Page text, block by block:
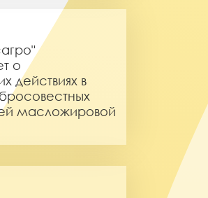
о
действиях в
масложировой